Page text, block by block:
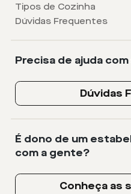
Tipos de Cozinha
Dúvidas Frequentes
Precisa de ajuda
Dúvidas
É dono de um
com a gente?
Conheça as